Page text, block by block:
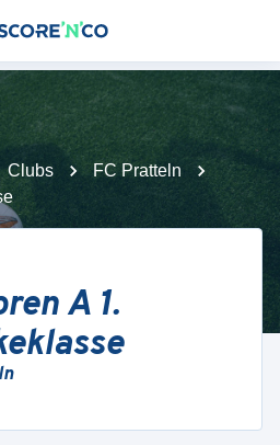
Clubs
FC Pratteln
A 1.